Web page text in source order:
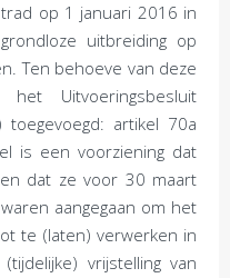
op 1 januari 2016 in
uitbreiding op
Ten behoeve van deze
Uitvoeringsbesluit
toegevoegd: artikel 70a
is een voorziening dat
dat ze voor 30 maart
aangegaan om het
te (laten) verwerken in
vrijstelling van